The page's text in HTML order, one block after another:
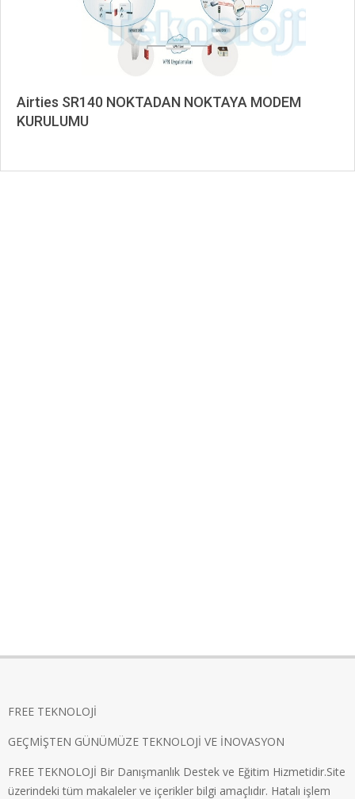
Airties SR140 NOKTADAN NOKTAYA MODEM
KURULUMU
FREE TEKNOLOJİ
GEÇMİŞTEN GÜNÜMÜZE TEKNOLOJİ VE İNOVASYON
FREE TEKNOLOJİ Bir Danışmanlık Destek ve Eğitim Hizmetidir.Site
üzerindeki tüm makaleler ve içerikler bilgi amaçlıdır. Hatalı işlem